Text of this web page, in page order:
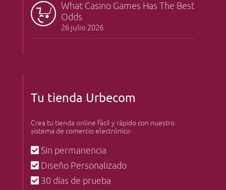
What Casino Games Has The Best
Odds
26 julio 2026
Tu tienda Urbecom
Crea tu tienda online fácil y rápido con nuestro
sistema de comercio electrónico
Sin permanencia
Diseño Personalizado
30 días de prueba